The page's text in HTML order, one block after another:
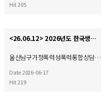
Hit 205
<26.06.12> 2026년도 한국생명의전화연맹 정기총회
울산남구가정폭력성폭력통합상담…
Date 2026-06-17
Hit 219